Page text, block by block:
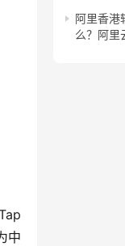
中
阿里香港
么？阿里